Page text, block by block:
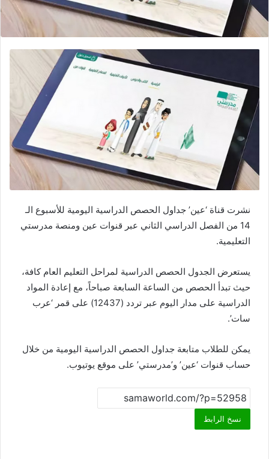
نشرت قناة ‘عين’ جداول الحصص الدراسية اليومية للأسبوع الـ
14 من الفصل الدراسي الثاني عبر قنوات عين ومنصة مدرستي
التعليمية.
يستعرض الجدول الحصص الدراسية لمراحل التعليم العام كافة،
حيث تبدأ الحصص من الساعة السابعة صباحاً، مع إعادة المواد
الدراسية على مدار اليوم عبر تردد (12437) على قمر ‘عرب
سات’.
يمكن للطلاب متابعة جداول الحصص الدراسية اليومية من خلال
حساب قنوات ‘عين’ و’مدرستي’ على موقع يوتيوب.
نسخ الرابط